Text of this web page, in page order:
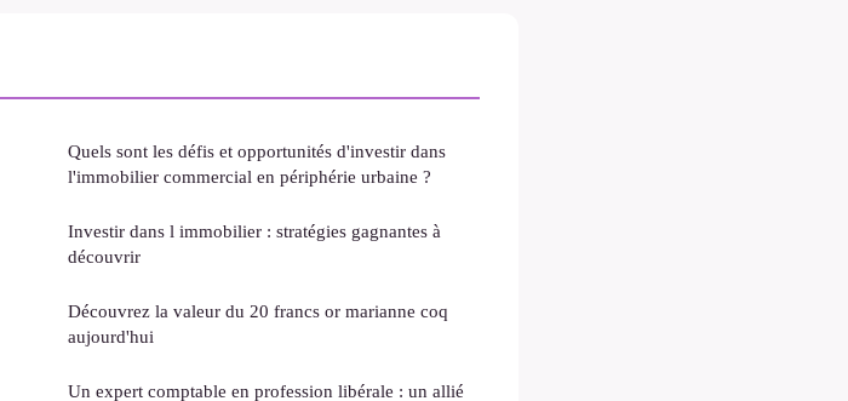
Quels sont les défis et opportunités d'investir dans
l'immobilier commercial en périphérie urbaine ?
Investir dans l immobilier : stratégies gagnantes à
découvrir
Découvrez la valeur du 20 francs or marianne coq
aujourd'hui
Un expert comptable en profession libérale : un allié